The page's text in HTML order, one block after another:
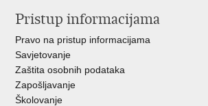
Pristup informacijama
Pravo na pristup informacijama
Savjetovanje
Zaštita osobnih podataka
Zapošljavanje
Školovanje